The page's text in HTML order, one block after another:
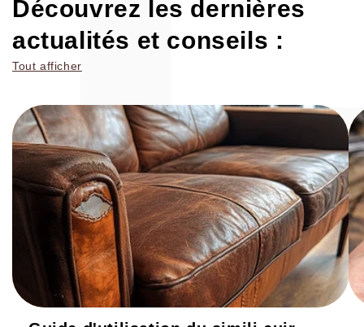
Découvrez les dernières
actualités et conseils :
Tout afficher